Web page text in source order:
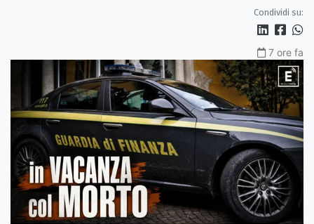
Condividi su:
7 ore fa